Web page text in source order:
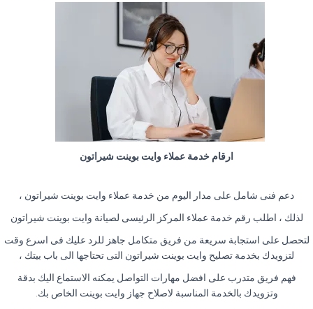
ارقام خدمة عملاء وايت بوينت شيراتون
دعم فنى شامل على مدار اليوم من خدمة عملاء وايت بوينت شيراتون ،
لذلك ، اطلب رقم خدمة عملاء المركز الرئيسى لصيانة وايت بوينت شيراتون
لتحصل على استجابة سريعة من فريق متكامل جاهز للرد عليك فى اسرع وقت
لتزويدك بخدمة تصليح وايت بوينت شيراتون التى تحتاجها الى باب بيتك ،
فهم فريق متدرب على افضل مهارات التواصل يمكنه الاستماع اليك بدقة
وتزويدك بالخدمة المناسبة لاصلاح جهاز وايت بوينت الخاص بك